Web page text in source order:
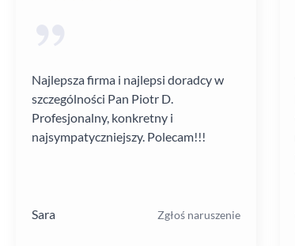
Najlepsza firma i najlepsi doradcy w
szczególności Pan Piotr D.
Profesjonalny, konkretny i
najsympatyczniejszy. Polecam!!!
Sara Zgłoś naruszenie